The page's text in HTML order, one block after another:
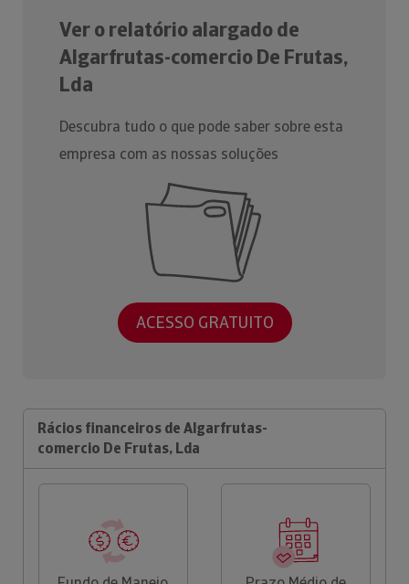
Ver o relatório alargado de
Algarfrutas-comercio De Frutas,
Lda
Descubra tudo o que pode saber sobre esta
empresa com as nossas soluções
ACESSO GRATUITO
Rácios financeiros de Algarfrutas-
comercio De Frutas, Lda